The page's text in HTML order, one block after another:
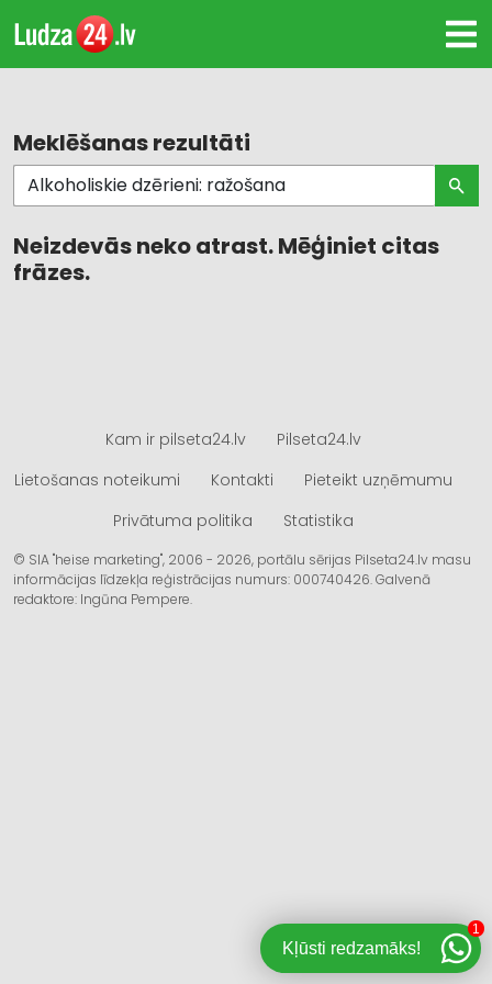
Meklēšanas rezultāti
Neizdevās neko atrast. Mēģiniet citas
frāzes.
Kam ir pilseta24.lv
Pilseta24.lv
Lietošanas noteikumi
Kontakti
Pieteikt uzņēmumu
Privātuma politika
Statistika
© SIA "heise marketing", 2006 - 2026, portālu sērijas Pilseta24.lv masu
informācijas līdzekļa reģistrācijas numurs: 000740426. Galvenā
redaktore: Ingūna Pempere.
Kļūsti redzamāks!
1